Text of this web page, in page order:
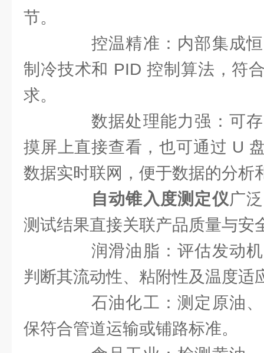
节。
控温精准：内部集成恒
制冷技术和 PID 控制算法，符
求。
数据处理能力强：可存
摸屏上直接查看，也可通过 U
数据实时联网，便于数据的分析
自动锥入度测定仪广
测试结果直接关联产品质量与安
润滑油脂：评估发动机
判断其流动性、粘附性及温度适
石油化工：测定原油、
保符合管道运输或铺路标准。